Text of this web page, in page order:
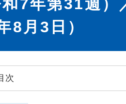
和7年第31週
8月3日）
次